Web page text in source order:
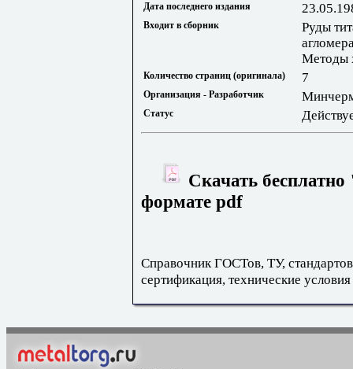
Дата последнего издания
Входит в сборник
Руды
Методы
Количество страниц (оригинала) 7
Организация - Разработчик
Статус
Скачать
формате pdf
Справочник ГОСТов, ТУ,
сертификация, технические условия